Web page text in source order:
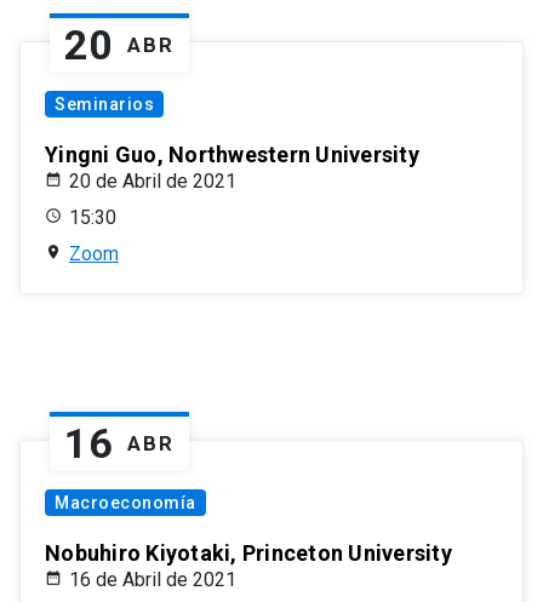
20 ABR
Seminarios
Yingni Guo, Northwestern University
20 de Abril de 2021
15:30
Zoom
16 ABR
Macroeconomía
Nobuhiro Kiyotaki, Princeton University
16 de Abril de 2021